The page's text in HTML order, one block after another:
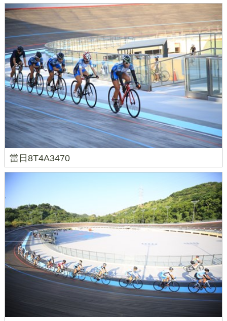
當日8T4A3470